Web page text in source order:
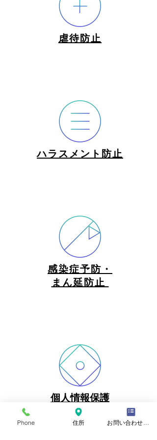
虐待防止
ハラスメント防止
感染症予防・
​まん延防止
個人情報保護
Phone 住所